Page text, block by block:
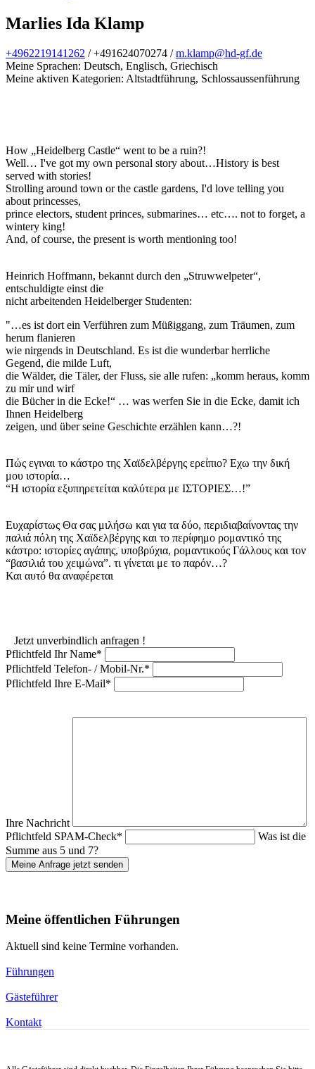
Marlies Ida Klamp
+4962219141262 /+491624070274 /m.klamp@hd-gf.de
Meine Sprachen: Deutsch, Englisch, Griechisch
Meine aktiven Kategorien: Altstadtführung, Schlossaussenführung
How „Heidelberg Castle“ went to be a ruin?!
Well… I've got my own personal story about…History is best
served with stories!
Strolling around town or the castle gardens, I'd love telling you
about princesses,
prince electors, student princes, submarines… etc…. not to forget, a
wintery king!
And, of course, the present is worth mentioning too!
Heinrich Hoffmann, bekannt durch den „Struwwelpeter“,
entschuldigte einst die
nicht arbeitenden Heidelberger Studenten:
"…es ist dort ein Verführen zum Müßiggang, zum Träumen, zum
herum flanieren
wie nirgends in Deutschland. Es ist die wunderbar herrliche
Gegend, die milde Luft,
die Wälder, die Täler, der Fluss, sie alle rufen: „komm heraus, komm
zu mir und wirf
die Bücher in die Ecke!“ … was werfen Sie in die Ecke, damit ich
Ihnen Heidelberg
zeigen, und über seine Geschichte erzählen kann…?!
Πώς εγιναι το κάστρο της Χαϊδελβέργης ερείπιο? Εχω την δική
μου ιστορία…
“Η ιστορία εξυπηρετείται καλύτερα με ΙΣΤΟΡIΕΣ…!”
Ευχαρίστως Θα σας μιλήσω και για τα δύο, περιδιαβαίνοντας την
παλιά πόλη της Χαϊδελβέργης και το περίφημο ρομαντικό της
κάστρο: ιστορίες αγάπης, υποβρύχια, ρομαντικούς Γάλλους και τον
“βασιλιά του χειμώνα”. τι γίνεται με το παρόν…?
Και αυτό θα αναφέρεται
Jetzt unverbindlich anfragen !
Pflichtfeld Ihr Name*
Pflichtfeld Telefon- / Mobil-Nr.*
Pflichtfeld Ihre E-Mail*
Ihre Nachricht
Pflichtfeld SPAM-Check*
Was ist die
Summe aus 5 und 7?
Meine Anfrage jetzt senden
Meine öffentlichen Führungen
Aktuell sind keine Termine vorhanden.
Führungen
Gästeführer
Kontakt